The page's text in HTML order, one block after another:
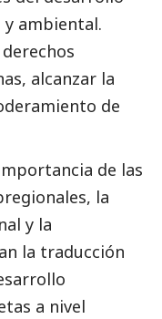
y ambiental.
alcanzar la
de
de las
la
y la
la traducción
a nivel